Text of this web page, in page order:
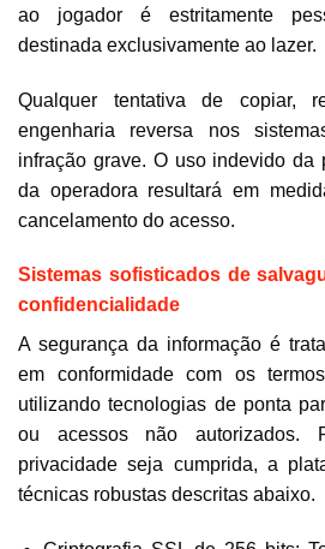
ao jogador é estritamente
destinada exclusivamente ao lazer.
Qualquer tentativa de copiar,
engenharia reversa nos
infração grave. O uso indevido da
da operadora resultará em
cancelamento do acesso.
Sistemas sofisticados de
confidencialidade
A segurança da informação é
em conformidade com os
utilizando tecnologias de ponta
ou acessos não autorizados.
privacidade seja cumprida, a
técnicas robustas descritas abaixo.